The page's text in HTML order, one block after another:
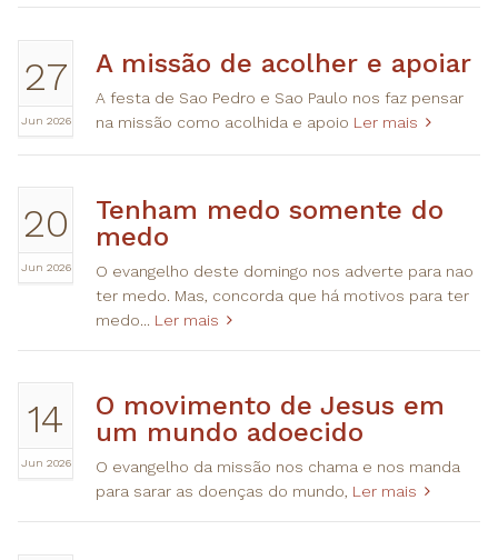
27
Jun 2026
A missão de acolher e apoiar
A festa de Sao Pedro e Sao Paulo nos faz pensar
na missão como acolhida e apoio Ler mais
20
Jun 2026
Tenham medo somente do
medo
O evangelho deste domingo nos adverte para nao
ter medo. Mas, concorda que há motivos para ter
medo... Ler mais
14
Jun 2026
O movimento de Jesus em
um mundo adoecido
O evangelho da missão nos chama e nos manda
para sarar as doenças do mundo, Ler mais